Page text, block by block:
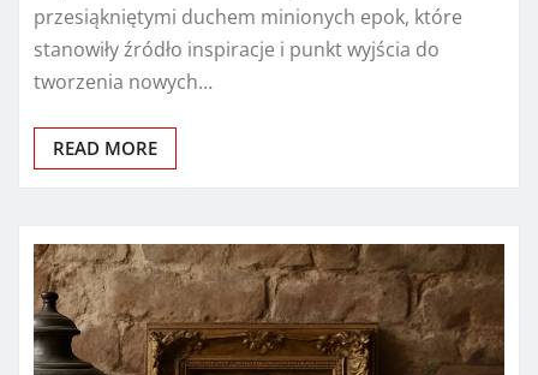
przesiąkniętymi duchem minionych epok, które
stanowiły źródło inspiracje i punkt wyjścia do
tworzenia nowych…
READ MORE